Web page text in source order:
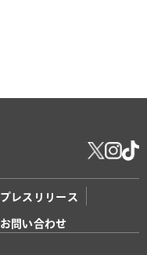
プレスリリース
お問い合わせ